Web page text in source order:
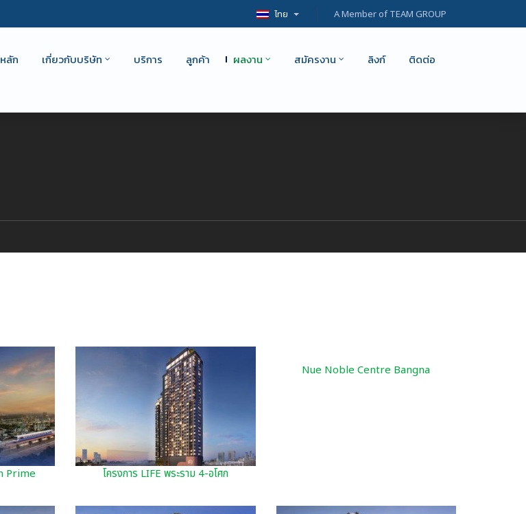
ไทย A Member of TEAM GROUP
ลัก เกี่ยวกับบริษัท บริการ ลูกค้า ผลงาน สมัครงาน ลิงก์ ติดต่อ
Prime โครงการ LIFE พระราม 4-อโศก
Nue Noble Centre Bangna